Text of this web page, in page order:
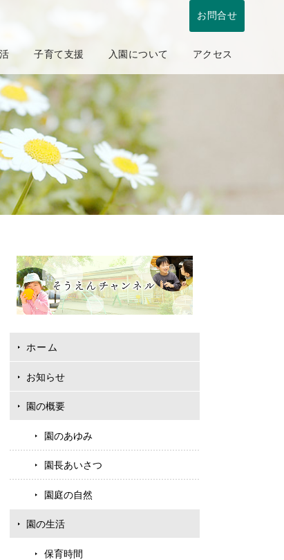
ホーム
お知らせ
園の概要
園のあゆみ
園長あいさつ
園庭の自然
園の生活
保育時間
お問合せ
子育て支援 入園について アクセス